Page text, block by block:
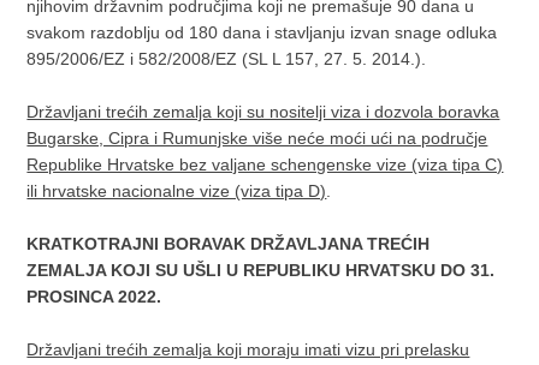
njihovim državnim područjima koji ne premašuje 90 dana u
svakom razdoblju od 180 dana i stavljanju izvan snage odluka
895/2006/EZ i 582/2008/EZ (SL L 157, 27. 5. 2014.).
Državljani trećih zemalja koji su nositelji viza i dozvola boravka
Bugarske, Cipra i Rumunjske više neće moći ući na područje
Republike Hrvatske bez valjane schengenske vize (viza tipa C)
ili hrvatske nacionalne vize (viza tipa D)
KRATKOTRAJNI BORAVAK DRŽAVLJANA TREĆIH
ZEMALJA KOJI SU UŠLI U REPUBLIKU HRVATSKU DO 31.
PROSINCA 2022.
Državljani trećih zemalja koji moraju imati vizu pri prelasku